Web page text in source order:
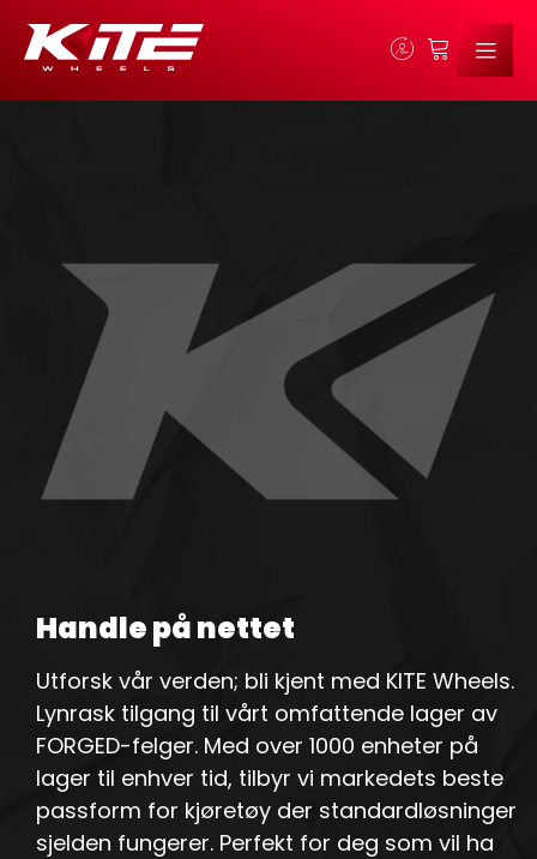
Handle på nettet
Utforsk vår verden; bli kjent med KITE Wheels.
Lynrask tilgang til vårt omfattende lager av
FORGED-felger. Med over 1000 enheter på
lager til enhver tid, tilbyr vi markedets beste
passform for kjøretøy der standardløsninger
sjelden fungerer. Perfekt for deg som vil ha